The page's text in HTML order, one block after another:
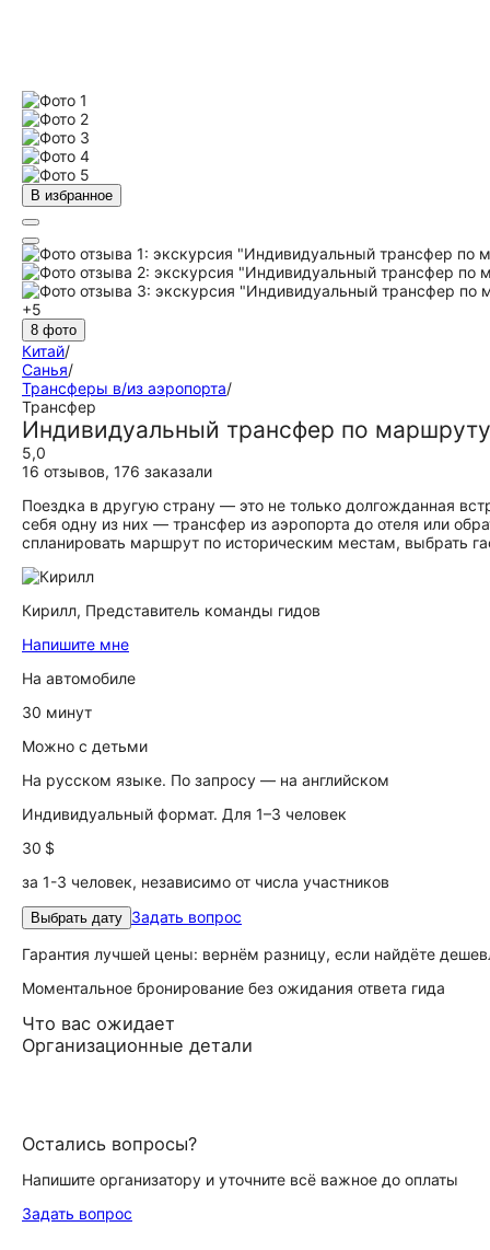
В избранное
+5
8 фото
Китай/
Санья/
Трансферы в/из аэропорта/
Трансфер
Индивидуальный трансфер по
5,0
16 отзывов, 176 заказали
Поездка в другую страну — это не только долгожданная
себя одну из них — трансфер из аэропорта до отеля или
спланировать маршрут по историческим местам, выбрать
Кирилл, Представитель команды гидов
Напишите мне
На автомобиле
30 минут
Можно с детьми
На русском языке. По запросу — на английском
Индивидуальный формат. Для 1–3 человек
30 $
за 1-3 человек, независимо от числа участников
Выбрать дату Задать вопрос
Гарантия лучшей цены: вернём разницу, если найдёте
Моментальное бронирование без ожидания ответа гида
Что вас ожидает
Организационные детали
Остались вопросы?
Напишите организатору и уточните всё важное до оплаты
Задать вопрос